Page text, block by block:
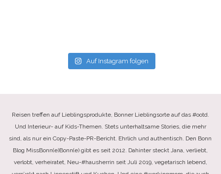
Auf Instagram folgen
Reisen treffen auf Lieblingsprodukte, Bonner Lieblingsorte auf das #ootd.
Und Interieur- auf Kids-Themen. Stets unterhaltsame Stories, die mehr
sind, als nur ein Copy-Paste-PR-Bericht. Ehrlich und authentisch. Den Bonn
Blog MissBonn(e)Bonn(e) gibt es seit 2012. Dahinter steckt Jana, verliebt,
verlobt, verheiratet, Neu-#hausherrin seit Juli 2019, vegetarisch lebend,